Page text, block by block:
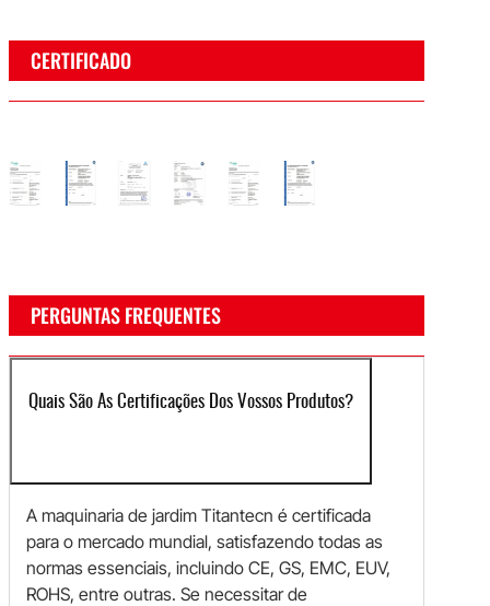
CERTIFICADO
Certificado
EUV
Certificado Certificado
EMC
Certificado
Rosh
Certificado
EUV
PERGUNTAS FREQUENTES
Quais São As Certificações Dos Vossos Produtos?
A maquinaria de jardim Titantecn é certificada
para o mercado mundial, satisfazendo todas as
normas essenciais, incluindo CE, GS, EMC, EUV,
ROHS, entre outras. Se necessitar de